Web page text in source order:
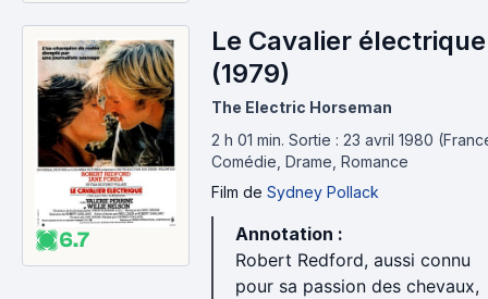
6.7
Le Cavalier électrique
(1979)
The Electric Horseman
2 h 01 min. Sortie : 23 avril 1980
Comédie, Drame, Romance
Film de Sydney Pollack
Annotation :
Robert Redford, aussi connu
pour sa passion des chevaux,